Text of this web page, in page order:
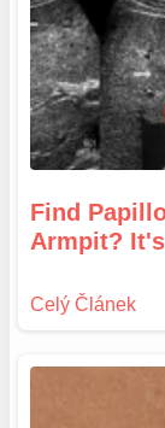
Find
Armpit?